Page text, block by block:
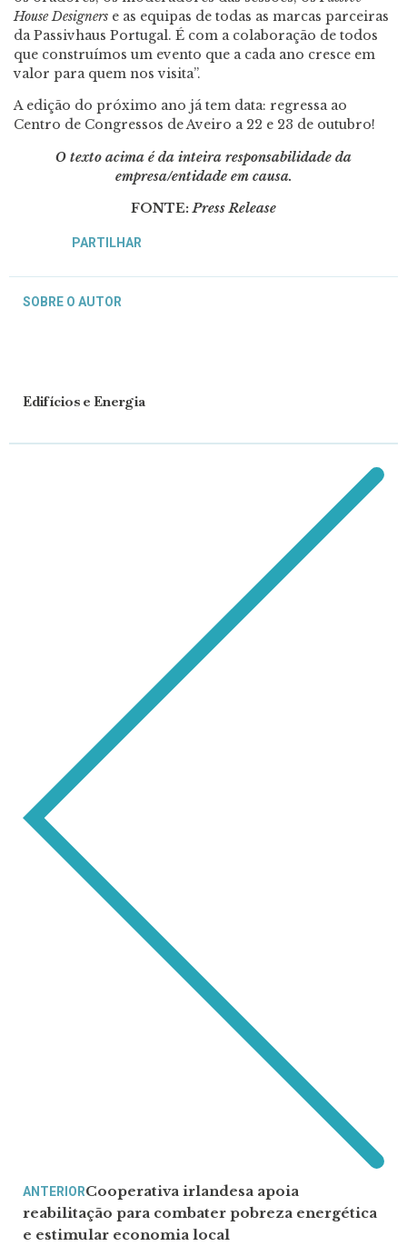
House Designers e as equipas de todas as marcas parceiras
da Passivhaus Portugal. É com a colaboração de todos
que construímos um evento que a cada ano cresce em
valor para quem nos visita”.
A edição do próximo ano já tem data: regressa ao
Centro de Congressos de Aveiro a 22 e 23 de outubro!
O texto acima é da inteira responsabilidade da
empresa/entidade em causa.
FONTE:Press Release
PARTILHAR
SOBRE O AUTOR
Edifícios e Energia
ANTERIORCooperativa irlandesa apoia
reabilitação para combater pobreza energética
e estimular economia local